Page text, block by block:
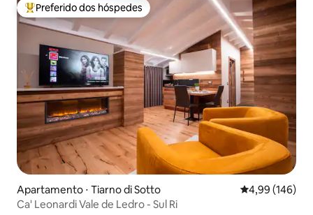
Entre os melhores preferidos dos hóspedes
Preferido dos hóspedes
Apartamento ⋅ Tiarno di Sotto 4,99 de uma
4,99 (146)
Ca' Leonardi Vale de Ledro - Sul Ri